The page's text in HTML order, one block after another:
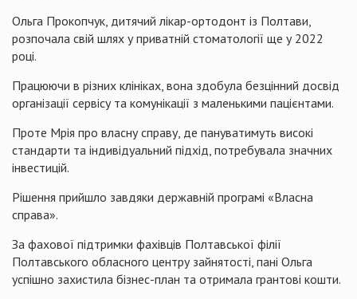
Ольга Прокопчук, дитячий лікар-ортодонт із Полтави,
розпочала свій шлях у приватній стоматології ще у 2022
році.
Працюючи в різних клініках, вона здобула безцінний досвід
організації сервісу та комунікації з маленькими пацієнтами.
Проте Мрія про власну справу, де пануватимуть високі
стандарти та індивідуальний підхід, потребувала значних
інвестицій.
Рішення прийшло завдяки державній програмі «Власна
справа».
За фахової підтримки фахівців Полтавської філії
Полтавського обласного центру зайнятості, пані Ольга
успішно захистила бізнес-план та отримала грантові кошти.